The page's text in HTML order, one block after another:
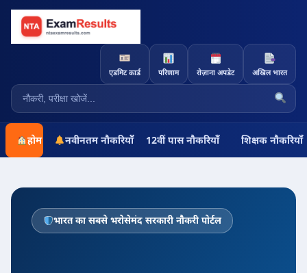
एडमिट कार्ड परिणाम रोज़ाना अपडेट अखिल भारत
होम नवीनतम नौकरियाँ 12वीं पास नौकरियाँ शिक्षक नौकरियाँ
भारत का सबसे भरोसेमंद सरकारी नौकरी पोर्टल